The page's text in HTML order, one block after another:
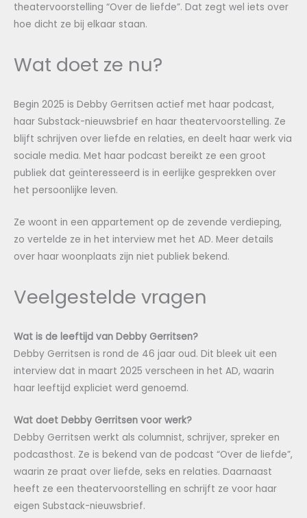
theatervoorstelling “Over de liefde”. Dat zegt wel iets over
hoe dicht ze bij elkaar staan.
Wat doet ze nu?
Begin 2025 is Debby Gerritsen actief met haar podcast,
haar Substack-nieuwsbrief en haar theatervoorstelling. Ze
blijft schrijven over liefde en relaties, en deelt haar werk via
sociale media. Met haar podcast bereikt ze een groot
publiek dat geïnteresseerd is in eerlijke gesprekken over
het persoonlijke leven.
Ze woont in een appartement op de zevende verdieping,
zo vertelde ze in het interview met het AD. Meer details
over haar woonplaats zijn niet publiek bekend.
Veelgestelde vragen
Wat is de leeftijd van Debby Gerritsen?
Debby Gerritsen is rond de 46 jaar oud. Dit bleek uit een
interview dat in maart 2025 verscheen in het AD, waarin
haar leeftijd expliciet werd genoemd.
Wat doet Debby Gerritsen voor werk?
Debby Gerritsen werkt als columnist, schrijver, spreker en
podcasthost. Ze is bekend van de podcast “Over de liefde”,
waarin ze praat over liefde, seks en relaties. Daarnaast
heeft ze een theatervoorstelling en schrijft ze voor haar
eigen Substack-nieuwsbrief.